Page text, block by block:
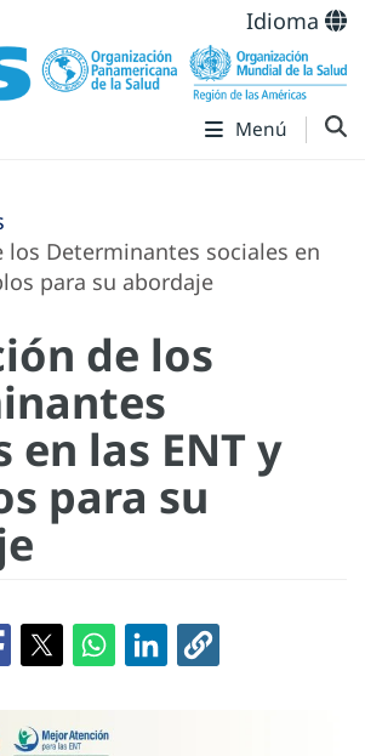
Idioma
Menú
los Determinantes sociales en
para su abordaje
de los
en las ENT y
para su